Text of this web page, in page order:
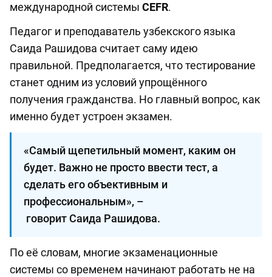
международной системы CEFR.
Педагог и преподаватель узбекского языка
Саида Рашидова считает саму идею
правильной. Предполагается, что тестирование
станет одним из условий упрощённого
получения гражданства. Но главный вопрос, как
именно будет устроен экзамен.
«Самый щепетильный момент, каким он
будет. Важно не просто ввести тест, а
сделать его объективным и
профессиональным», –
говорит Саида Рашидова.
По её словам, многие экзаменационные
системы со временем начинают работать не на